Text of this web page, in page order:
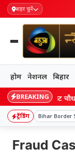
शहर चुनें
होम नेशनल बिहार
BREAKING
Bihar: सम्राट
ट्रेंडिंग Bihar Border
Fraud